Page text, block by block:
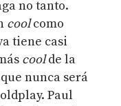
no tanto.
coolcomo
tiene casi
coolde la
nunca será
. Paul